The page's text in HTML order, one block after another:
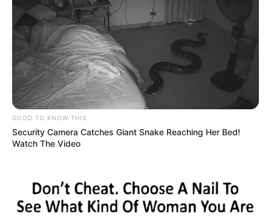
GOOD TO KNOW THIS
Security Camera Catches Giant Snake Reaching Her Bed!
Watch The Video